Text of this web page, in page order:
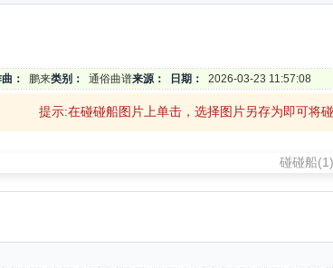
： 鹏来类别： 通俗曲谱来源： 日期： 2026-03-23 11:57:08
提示:在碰碰船图片上单击，选择图片另存为即可将